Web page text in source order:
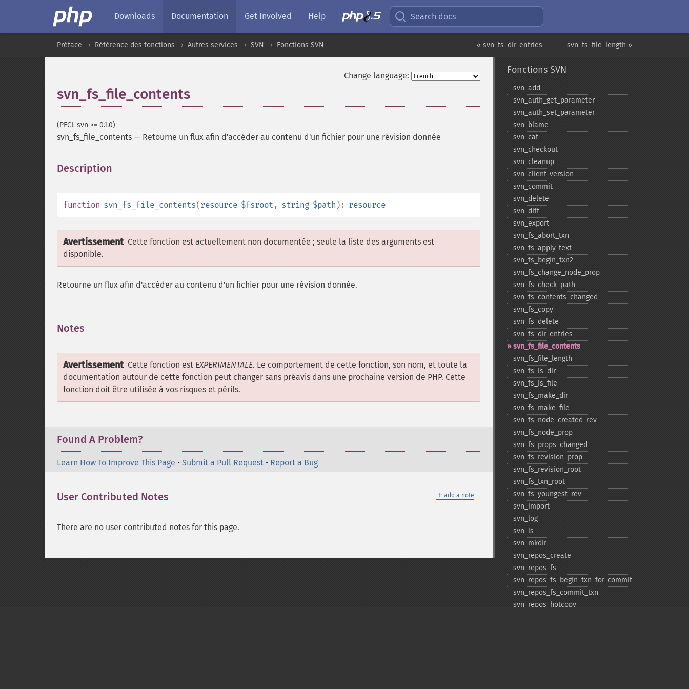
Downloads Documentation Get Involved Help Search docs
svn_fs_file_length »
« svn_fs_dir_entries
Préface Référence des fonctions Autres services SVN Fonctions SVN
Change language:
svn_fs_file_contents
(PECL svn >= 0.1.0)
svn_fs_file_contents — Retourne un flux afin d'accéder au contenu d'un fichier pour une révision donnée
Description
function svn_fs_file_contents(resource $fsroot , string $path ): resource
Avertissement Cette fonction est actuellement non documentée ; seule la liste des arguments est
disponible.
Retourne un flux afin d'accéder au contenu d'un fichier pour une révision donnée.
Notes
Avertissement Cette fonction est EXPERIMENTALE. Le comportement de cette fonction, son nom, et toute la
documentation autour de cette fonction peut changer sans préavis dans une prochaine version de PHP. Cette
fonction doit être utilisée à vos risques et périls.
Found A Problem?
Learn How To Improve This Page • Submit a Pull Request • Report a Bug
＋ add a note
User Contributed Notes
There are no user contributed notes for this page.
Fonctions SVN
svn_​add
svn_​auth_​get_​parameter
svn_​auth_​set_​parameter
svn_​blame
svn_​cat
svn_​checkout
svn_​cleanup
svn_​client_​version
svn_​commit
svn_​delete
svn_​diff
svn_​export
svn_​fs_​abort_​txn
svn_​fs_​apply_​text
svn_​fs_​begin_​txn2
svn_​fs_​change_​node_​prop
svn_​fs_​check_​path
svn_​fs_​contents_​changed
svn_​fs_​copy
svn_​fs_​delete
svn_​fs_​dir_​entries
svn_​fs_​file_​contents
svn_​fs_​file_​length
svn_​fs_​is_​dir
svn_​fs_​is_​file
svn_​fs_​make_​dir
svn_​fs_​make_​file
svn_​fs_​node_​created_​rev
svn_​fs_​node_​prop
svn_​fs_​props_​changed
svn_​fs_​revision_​prop
svn_​fs_​revision_​root
svn_​fs_​txn_​root
svn_​fs_​youngest_​rev
svn_​import
svn_​log
svn_​ls
svn_​mkdir
svn_​repos_​create
svn_​repos_​fs
svn_​repos_​fs_​begin_​txn_​for_​commit
svn_​repos_​fs_​commit_​txn
svn_​repos_​hotcopy